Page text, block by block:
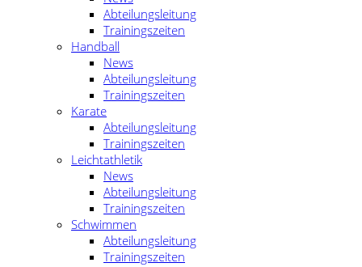
Abteilungsleitung
Trainingszeiten
Handball
News
Abteilungsleitung
Trainingszeiten
Karate
Abteilungsleitung
Trainingszeiten
Leichtathletik
News
Abteilungsleitung
Trainingszeiten
Schwimmen
Abteilungsleitung
Trainingszeiten